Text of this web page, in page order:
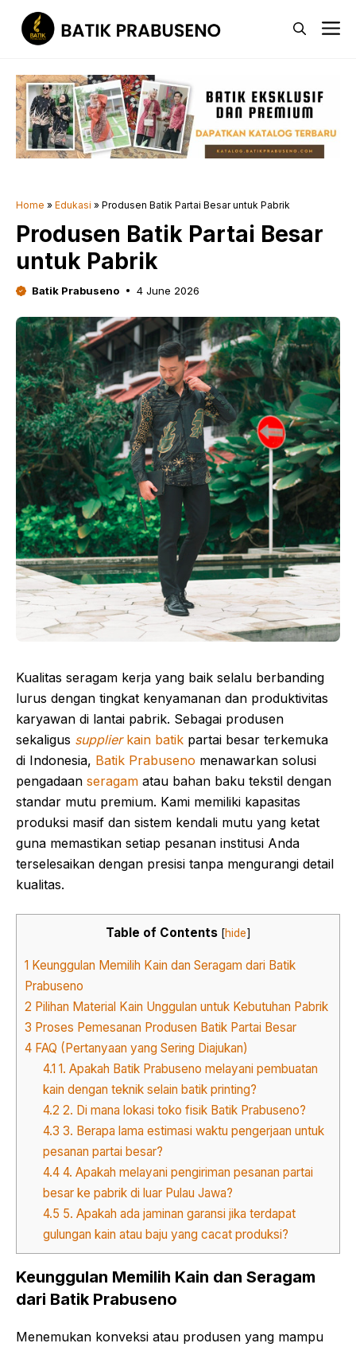
content
Home » Edukasi » Produsen Batik Partai Besar untuk Pabrik
Produsen Batik Partai Besar
untuk Pabrik
Batik Prabuseno 4 June 2026
Kualitas seragam kerja yang baik selalu berbanding
lurus dengan tingkat kenyamanan dan produktivitas
karyawan di lantai pabrik. Sebagai produsen
sekaligus supplierkain batik partai besar terkemuka
di Indonesia, Batik Prabuseno menawarkan solusi
pengadaan seragam atau bahan baku tekstil dengan
standar mutu premium. Kami memiliki kapasitas
produksi masif dan sistem kendali mutu yang ketat
guna memastikan setiap pesanan institusi Anda
terselesaikan dengan presisi tanpa mengurangi detail
kualitas.
Table of Contents [hide]
1 Keunggulan Memilih Kain dan Seragam dari Batik
Prabuseno
2 Pilihan Material Kain Unggulan untuk Kebutuhan Pabrik
3 Proses Pemesanan Produsen Batik Partai Besar
4 FAQ (Pertanyaan yang Sering Diajukan)
4.1 1. Apakah Batik Prabuseno melayani pembuatan
kain dengan teknik selain batik printing?
4.2 2. Di mana lokasi toko fisik Batik Prabuseno?
4.3 3. Berapa lama estimasi waktu pengerjaan untuk
pesanan partai besar?
4.44. Apakah melayani pengiriman pesanan partai
besar ke pabrik di luar Pulau Jawa?
4.5 5. Apakah ada jaminan garansi jika terdapat
gulungan kain atau baju yang cacat produksi?
Keunggulan Memilih Kain dan Seragam
dari Batik Prabuseno
Menemukan konveksi atau produsen yang mampu